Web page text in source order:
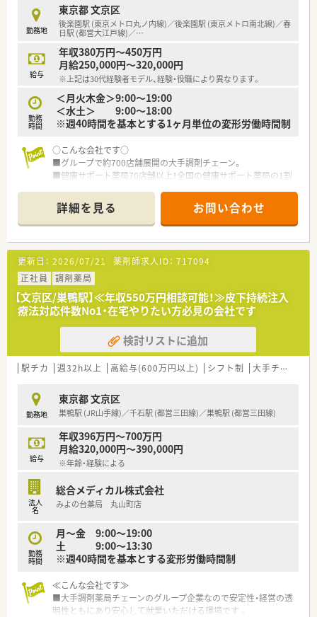
■多くの店舗が薬剤師4～6名体制で運営されており、スタッフ
同士が協力し合える環境が整っています。
■大手チェーンならではの充実したヘルプ体制が整備されてお
り、急な欠員時なども安心して勤務できます。
【こんな方にオススメ】
■福利厚生や休暇制度が充実した大手企業で、安心して長く安定
的に働きたい方におすすめです。
■充実した教育制度や多様なキャリアパスを通じて、薬剤師とし
て着実に成長し続けたい方に最適です。
療の経験を積みたい方にも適しています。
勤務地
東京都 文京区
後楽園駅 (東京メトロ丸ノ内線)／後楽園駅 (東京メトロ南北線)／春
日駅 (都営大江戸線)／…
給与
年収380万円～450万円
月給250,000円～320,000円
※上記は30代経験者モデル、経験・役職により異なります。
勤務
時間
＜月火木金＞9:00～19:00
＜水土＞ 9:00～18:00
※週40時間を基本とする1ヶ月単位の変形労働時間制
○こんな会社です○
■グループで約700店舗展開の大手調剤チェーン。
■健康サポート薬局70店舗以上！全国の健康サポート薬局の1割
■医師の開業支援・病床周りのレンタルリースなど、経営の柱が
複数で安心
■処方箋枚数70-150枚の店舗が多く経験を積めます
■店舗スタッフは4-6名が平均で負担は少なめ！
■≪病院出身者も歓迎≫医療機関との連携を重視。
医師との面会・トレースレポート・医師との勉強会・カンファレン
スを通じで、病院と一体となって患者様をサポート。
病院出身者の方も、他職種連携の経験が活かせます。
■≪研修制度充実≫
高度管理機能薬局薬剤師育成研修・在宅医療研修・健康サポート
薬局研修
学術研究研修・海外研修・病院出向研修・通信教育講座などを準
備。
■子育て支援制度充実
・配偶者は出産休暇を3日付与
・出産祝金あり
・育児休業はお子様が最大3歳まで、短時間勤務は最大小学校1年
生まで可能。
■長く働ける環境
結婚休暇5日、介護時短制度、メモリアル休暇、ボランティア休暇
など、生活環境が変わっても長く働けます。
詳細を見る お問い合わせ
更新日： 2026/07/21 薬剤師求人ID： 717094
正社員
調剤薬局
【文京区/巣鴨駅】≪年収550万円相談可能！≫皮下持続注入
療法対応件数No1・在宅やりたい方必見の会社です
検討リストに追加
駅チカ 週32h以上 高給与(600万円以上) シフト制 大手チェーン以外
勤務地
東京都 文京区
巣鴨駅 (JR山手線)／千石駅 (都営三田線)／巣鴨駅 (都営三田線)
給与
年収396万円～700万円
月給320,000円～390,000円
※年齢・経験による
法人
名
総合メディカル株式会社
みよの台薬局 丸山町店
勤務
時間
月～金 9:00～19:00
土 9:00～13:30
※週40時間を基本とする変形労働時間制
≪こんな会社です≫
■大手調剤薬局チェーンのグループ企業なので安定性・経営の透
明性ともにあり安心して就業いただける環境です 。